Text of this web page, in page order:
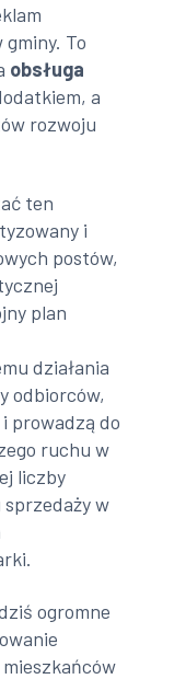
To
obsługa
a
rozwoju
ten
i
postów,
plan
działania
odbiorców,
prowadzą do
ruchu w
liczby
w
ogromne